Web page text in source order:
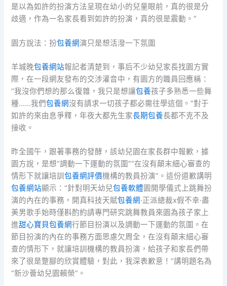
是以為如許的扮演方法呈現在幼小的兒童眼前，真的很是分
歧適，作為一名家長看到如許的扮演，真的很是震動。”
園方說法：扮包養網演只是想活潑一下氛圍
羊城晚包養網站報記者清楚到，事后不少幼兒家長找園方實
際，在一段網友發布的交涉灌音中，有園方的職員回應稱：
“我沒你們想的那么復雜，我只是想讓包養孩子多熟悉一些舞
種……我們包養網沒有請求一切孩子都必需往學這個。”對于
如許的來由息爭釋，年夜大都先生家長期包養長都不克不及
接收。
昨全國午，跟著事務的發酵，該幼兒園在家長群中報歉，據
園方說，是想“調動一下運動的氛圍”“在沒有顛末細心審查的
情形下就讓培訓包養網評價機構的教員扮演”。這份道歉講明
包養網站顯示：“針對明天幼兒包養軟體園開學儀式上跳舞扮
演的內在的事務，開真科技天賦包養網·正派總裁x假不幸·盡
美男歌手始時僅斟酌約請專門研究跳舞教員來園為孩子家上
進甜心寶貝包養網行節目扮演以及調動一下運動的氛圍。在
節目扮演的內在的事務方面思慮欠周全，在沒有顛末細心審
查的情形下，就讓培訓機構的教員扮演，給孩子和家長們帶
來了很是蹩腳的欣賞體驗，對此，我深表歉意！”講明題名為
“新沙薈幼兒園賴榮”。